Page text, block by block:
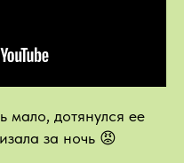
мало, дотянулся ее
за ночь 😡